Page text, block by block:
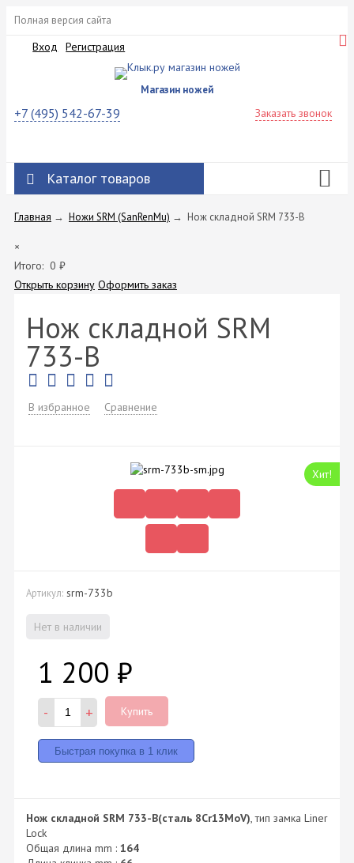
Полная версия сайта
Вход Регистрация
Магазин ножей
+7 (495) 542-67-39 Заказать звонок
Каталог товаров
Главная → Ножи SRM (SanRenMu) → Нож складной SRM 733-B
×
Итого: 0 ₽
Открыть корзину Оформить заказ
Нож складной SRM
733-B
В избранное Сравнение
Хит!
Артикул: srm-733b
Нет в наличии
1 200 ₽
- + Купить
Нож складной SRM 733-B(сталь 8Cr13MoV), тип замка Liner
Lock
Общая длина mm : 164